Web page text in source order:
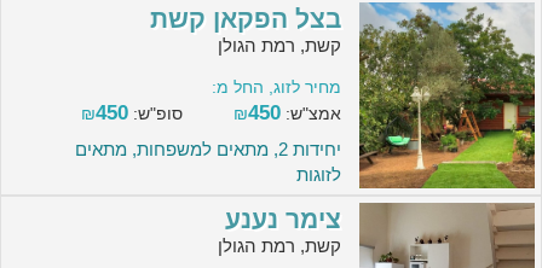
בצל הפקאן קשת
קשת, רמת הגולן
מחיר לזוג, החל מ:
אמצ"ש:
₪450 סופ"ש: ₪450
יחידות 2, מתאים למשפחות, מתאים
לזוגות
צימר נענע
קשת, רמת הגולן